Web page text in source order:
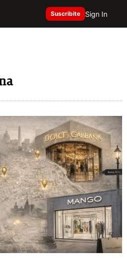
Suscribite Sign In